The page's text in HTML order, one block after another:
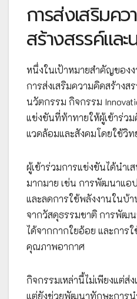
การส่งเสริมค
สร้างสรรค์แล
หนึ่งในเป้าหมายสำคัญของ
การส่งเสริมความคิดสร้าง
นวัตกรรม กิจกรรม
แข่งขันที่ท้าทายให้ผู้เข้าร่ว
แวดล้อมและสังคมโดยใช้วิท
ผู้เข้าร่วมการแข่งขันได้นำเ
มากมาย เช่น การพัฒนาแอ
และลดการใช้พลังงานในบ้
จากวัสดุธรรมชาติ การพัฒ
ได้จากกากใยอ้อย และการ
คุณภาพอากาศ
กิจกรรมเหล่านี้ไม่เพียงแต่ส่
แต่ยังช่วยพัฒนาทักษะการน